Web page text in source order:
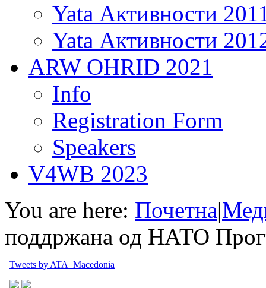
Yata Активности
Yata Активности
ARW OHRID 2021
Info
Registration Form
Speakers
V4WB 2023
You are here: Почетна|
поддржана од НАТО
Tweets by ATA_Macedonia